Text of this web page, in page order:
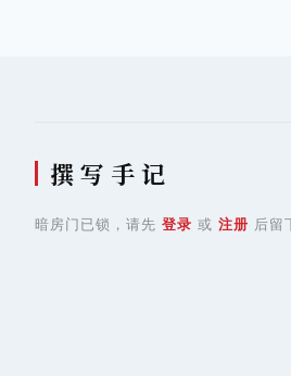
撰 写 手 记
暗房门已锁，请先 登录 或 注册 后留